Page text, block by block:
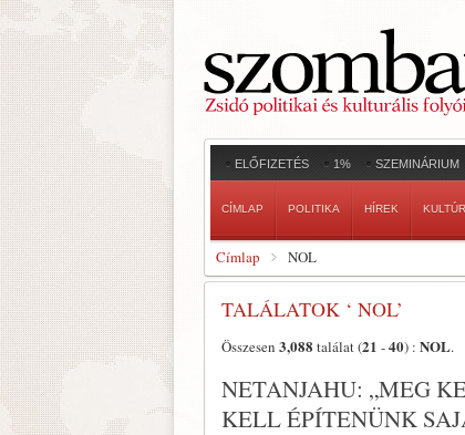
ELŐFIZETÉS 1% SZEMINÁRIUM
CÍMLAP POLITIKA HÍREK
Címlap NOL
TALÁLATOK ‘ NOL’
Összesen 3,088 találat (21 -40) : NOL.
NETANJAHU: „MEG
KELL ÉPÍTENÜNK